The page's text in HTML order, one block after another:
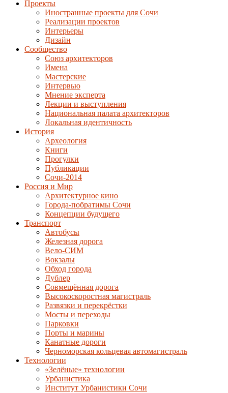
Проекты
Иностранные проекты для Сочи
Реализации проектов
Интерьеры
Дизайн
Сообщество
Союз архитекторов
Имена
Мастерские
Интервью
Мнение эксперта
Лекции и выступления
Национальная палата архитекторов
Локальная идентичность
История
Археология
Книги
Прогулки
Публикации
Сочи-2014
Россия и Мир
Архитектурное кино
Города-побратимы Сочи
Концепции будущего
Транспорт
Автобусы
Железная дорога
Вело-СИМ
Вокзалы
Обход города
Дублер
Совмещённая дорога
Высокоскоростная магистраль
Развязки и перекрёстки
Мосты и переходы
Парковки
Порты и марины
Канатные дороги
Черноморская кольцевая автомагистраль
Технологии
«Зелёные» технологии
Урбанистика
Институт Урбанистики Сочи